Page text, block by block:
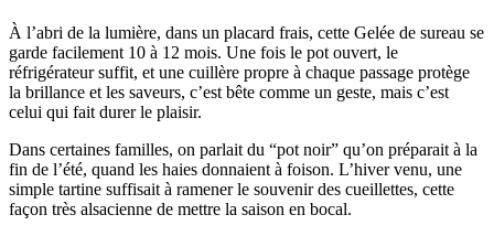
À l’abri de la lumière, dans un placard frais, cette Gelée de sureau se
garde facilement 10 à 12 mois. Une fois le pot ouvert, le
réfrigérateur suffit, et une cuillère propre à chaque passage protège
la brillance et les saveurs, c’est bête comme un geste, mais c’est
celui qui fait durer le plaisir.
Dans certaines familles, on parlait du “pot noir” qu’on préparait à la
fin de l’été, quand les haies donnaient à foison. L’hiver venu, une
simple tartine suffisait à ramener le souvenir des cueillettes, cette
façon très alsacienne de mettre la saison en bocal.